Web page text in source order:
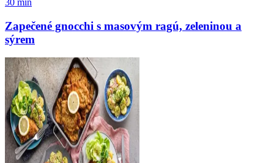
30 min
Zapečené gnocchi s masovým ragú, zeleninou a
sýrem